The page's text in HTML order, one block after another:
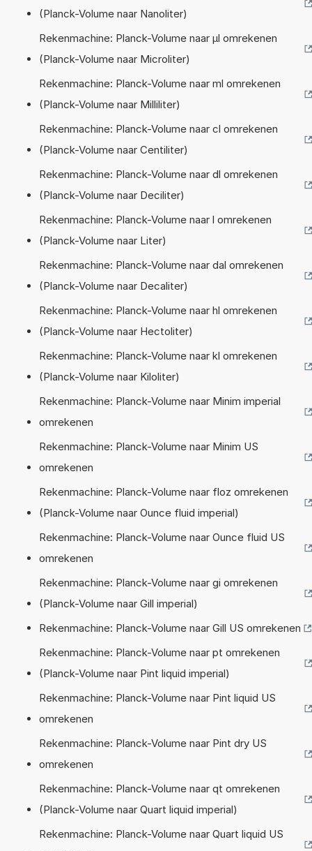
(Planck-Volume naar Nanoliter)
Rekenmachine: Planck-Volume naar µl omrekenen
(Planck-Volume naar Microliter)
Rekenmachine: Planck-Volume naar ml omrekenen
(Planck-Volume naar Milliliter)
Rekenmachine: Planck-Volume naar cl omrekenen
(Planck-Volume naar Centiliter)
Rekenmachine: Planck-Volume naar dl omrekenen
(Planck-Volume naar Deciliter)
Rekenmachine: Planck-Volume naar l omrekenen
(Planck-Volume naar Liter)
Rekenmachine: Planck-Volume naar dal omrekenen
(Planck-Volume naar Decaliter)
Rekenmachine: Planck-Volume naar hl omrekenen
(Planck-Volume naar Hectoliter)
Rekenmachine: Planck-Volume naar kl omrekenen
(Planck-Volume naar Kiloliter)
Rekenmachine: Planck-Volume naar Minim imperial
omrekenen
Rekenmachine: Planck-Volume naar Minim US
omrekenen
Rekenmachine: Planck-Volume naar floz omrekenen
(Planck-Volume naar Ounce fluid imperial)
Rekenmachine: Planck-Volume naar Ounce fluid US
omrekenen
Rekenmachine: Planck-Volume naar gi omrekenen
(Planck-Volume naar Gill imperial)
Rekenmachine: Planck-Volume naar Gill US omrekenen
Rekenmachine: Planck-Volume naar pt omrekenen
(Planck-Volume naar Pint liquid imperial)
Rekenmachine: Planck-Volume naar Pint liquid US
omrekenen
Rekenmachine: Planck-Volume naar Pint dry US
omrekenen
Rekenmachine: Planck-Volume naar qt omrekenen
(Planck-Volume naar Quart liquid imperial)
Rekenmachine: Planck-Volume naar Quart liquid US